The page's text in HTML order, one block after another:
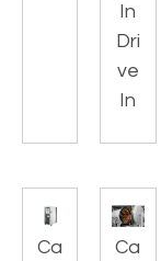
In
Dri
ve
In
Ca
Ca